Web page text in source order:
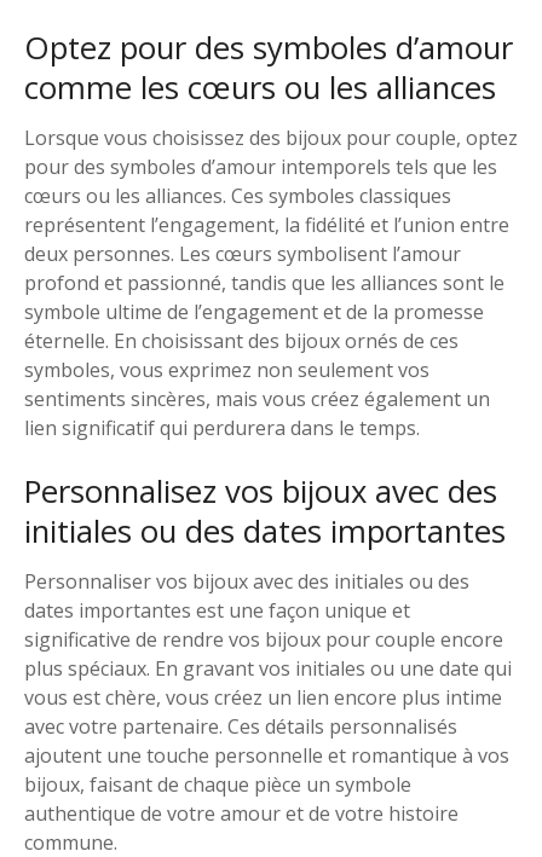
Optez pour des symboles d’amour
comme les cœurs ou les alliances
Lorsque vous choisissez des bijoux pour couple, optez
pour des symboles d’amour intemporels tels que les
cœurs ou les alliances. Ces symboles classiques
représentent l’engagement, la fidélité et l’union entre
deux personnes. Les cœurs symbolisent l’amour
profond et passionné, tandis que les alliances sont le
symbole ultime de l’engagement et de la promesse
éternelle. En choisissant des bijoux ornés de ces
symboles, vous exprimez non seulement vos
sentiments sincères, mais vous créez également un
lien significatif qui perdurera dans le temps.
Personnalisez vos bijoux avec des
initiales ou des dates importantes
Personnaliser vos bijoux avec des initiales ou des
dates importantes est une façon unique et
significative de rendre vos bijoux pour couple encore
plus spéciaux. En gravant vos initiales ou une date qui
vous est chère, vous créez un lien encore plus intime
avec votre partenaire. Ces détails personnalisés
ajoutent une touche personnelle et romantique à vos
bijoux, faisant de chaque pièce un symbole
authentique de votre amour et de votre histoire
commune.